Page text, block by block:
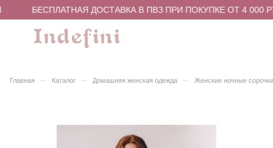
БЕСПЛАТНАЯ ДОСТАВКА В ПВЗ ПРИ ПОКУПКЕ ОТ 4 000
Главная – Каталог – Домашняя женская одежда – Женские ночные